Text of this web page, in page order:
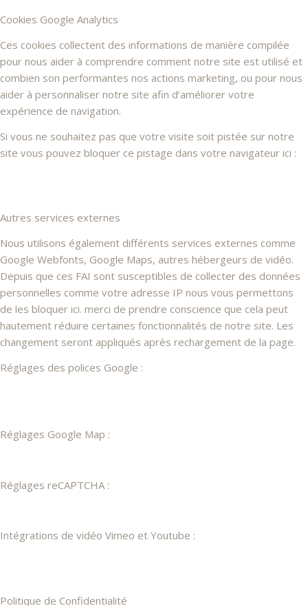
Cookies Google Analytics
Ces cookies collectent des informations de manière compilée
pour nous aider à comprendre comment notre site est utilisé et
combien son performantes nos actions marketing, ou pour nous
aider à personnaliser notre site afin d’améliorer votre
expérience de navigation.
Si vous ne souhaitez pas que votre visite soit pistée sur notre
site vous pouvez bloquer ce pistage dans votre navigateur ici :
Autres services externes
Nous utilisons également différents services externes comme
Google Webfonts, Google Maps, autres hébergeurs de vidéo.
Depuis que ces FAI sont susceptibles de collecter des données
personnelles comme votre adresse IP nous vous permettons
de les bloquer ici. merci de prendre conscience que cela peut
hautement réduire certaines fonctionnalités de notre site. Les
changement seront appliqués après rechargement de la page.
Réglages des polices Google :
Réglages Google Map :
Réglages reCAPTCHA :
Intégrations de vidéo Vimeo et Youtube :
Politique de Confidentialité